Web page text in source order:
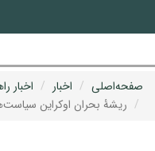
صفحه‌اصلی اخبار
اخبار
ریشۀ بحران اوکراین